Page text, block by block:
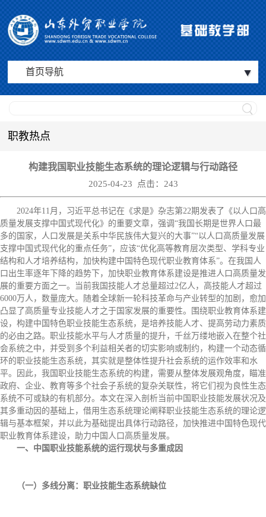
首页导航
职教热点
构建我国职业技能生态系统的理论逻辑与行动路径
2025-04-23 点击： 243
2024年11月，习近平总书记在《求是》杂志第22期发表了《以人口高
质量发展支撑中国式现代化》的重要文章，强调“我国长期是世界人口最
多的国家，人口发展是关系中华民族伟大复兴的大事”“以人口高质量发展
支撑中国式现代化的重点任务”，应该“优化高等教育层次类型、学科专业
结构和人才培养结构，加快构建中国特色现代职业教育体系”。在我国人
口出生率逐年下降的趋势下，加快职业教育体系建设是推进人口高质量发
展的重要方面之一。当前我国技能人才总量超过2亿人，高技能人才超过
6000万人，数量庞大。随着全球新一轮科技革命与产业转型的加剧，愈加
凸显了高质量专业技能人才之于国家发展的重要性。围绕职业教育体系建
设，构建中国特色职业技能生态系统，是培养技能人才、提高劳动力素质
的必由之路。职业技能水平与人才质量的提升，千丝万缕地嵌入在整个社
会系统之中，并受到多个利益相关者的切实影响或制约，构建一个动态循
环的职业技能生态系统，其实就是整体性提升社会系统的运作效率和水
平。因此，我国职业技能生态系统的构建，需要从整体发展观角度，瞄准
政府、企业、教育等多个社会子系统的复杂关联性，将它们视为良性生态
系统不可或缺的有机部分。本文在深入剖析当前中国职业技能发展状况及
其多重动因的基础上，借用生态系统理论阐释职业技能生态系统的理论逻
辑与基本框架，并以此为基础提出具体行动路径，加快推进中国特色现代
职业教育体系建设，助力中国人口高质量发展。
一、中国职业技能系统的运行现状与多重成因
（一）多线分离：职业技能生态系统缺位